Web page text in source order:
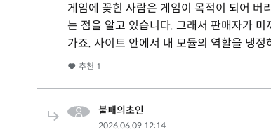
게임에 꽂힌 사람은 게임이 목적이 되어 버
는 점을 알고 있습니다. 그래서 판매자가
가죠. 사이트 안에서 내 모듈의 역할을 냉
추천 1
불패의초인
2026.06.09 12:14